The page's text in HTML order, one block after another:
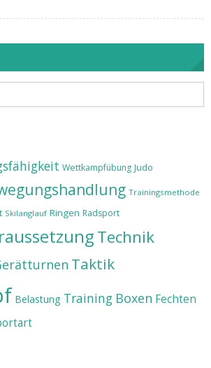
Wettkampfübung Judo
Trainingsmethode
Skilanglauf Ringen Radsport
Technik
Taktik
Belastung Training Boxen Fechten